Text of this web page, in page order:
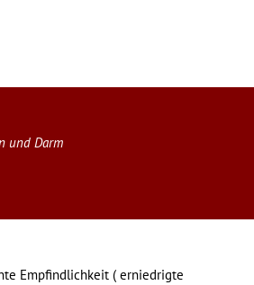
und Darm
Empfindlichkeit ( erniedrigte